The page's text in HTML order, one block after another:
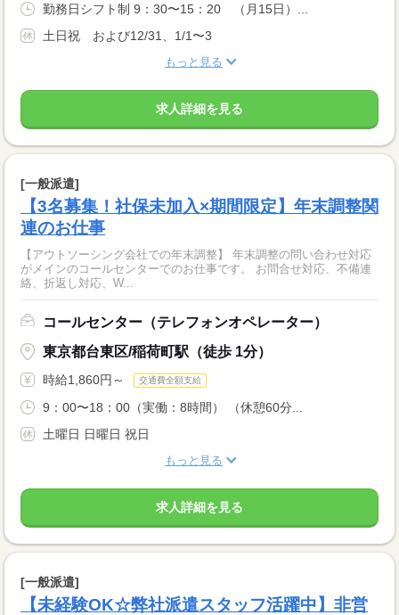
勤務日シフト制 9：30〜15：20 （月15日）...
土日祝 および12/31、1/1〜3
もっと見る
求人詳細を見る
[一般派遣]
【3名募集！社保未加入×期間限定】年末調整関
連のお仕事
【アウトソーシング会社での年末調整】 年末調整の問い合わせ対応
がメインのコールセンターでのお仕事です。 お問合せ対応、不備連
絡、折返し対応、W...
コールセンター（テレフォンオペレーター）
東京都台東区/稲荷町駅（徒歩 1分）
時給1,860円～ 交通費全額支給
9：00〜18：00（実働：8時間） （休憩60分...
土曜日 日曜日 祝日
もっと見る
求人詳細を見る
[一般派遣]
【未経験OK☆弊社派遣スタッフ活躍中】非営